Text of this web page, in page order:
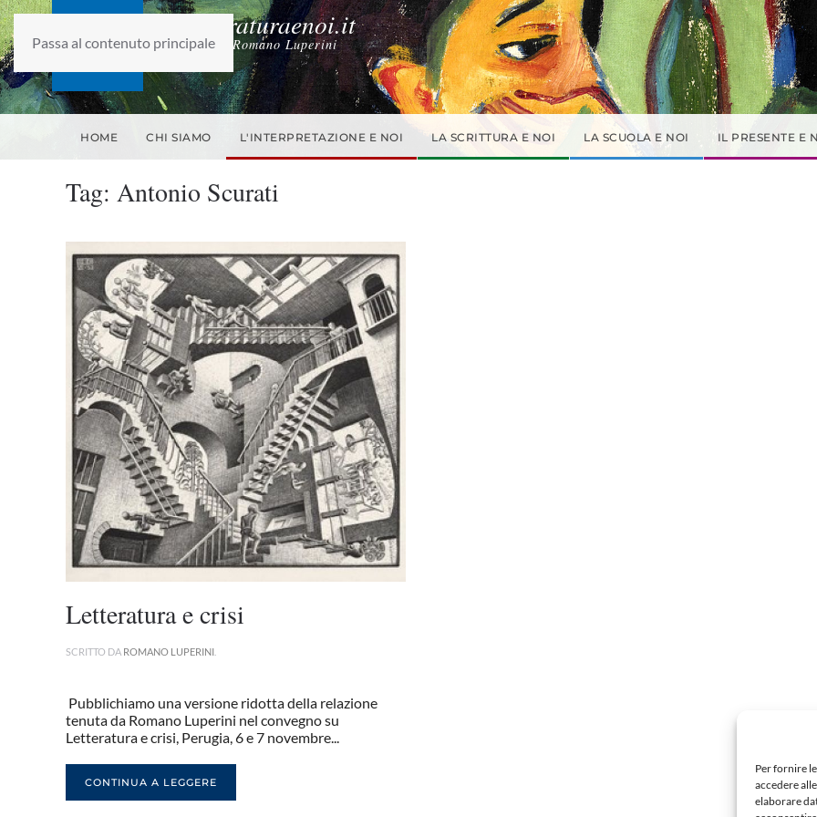
Per fornire
accedere
elaborare
Passa al contenuto principale
laletteraturaenoi.it
fondato da Romano Luperini
HOME CHI SIAMO L'INTERPRETAZIONE E NOI LA SCRITTURA E NOI LA SCUOLA E NOI IL PRESENTE E
Tag: Antonio Scurati
Letteratura e crisi
SCRITTO DA ROMANO LUPERINI
Pubblichiamo una versione ridotta della relazione
tenuta da Romano Luperini nel convegno su
Letteratura e crisi, Perugia, 6 e 7 novembre...
CONTINUA A LEGGERE